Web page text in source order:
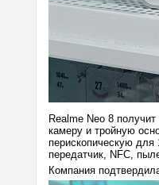
Realme Neo 8
камеру и тройную
перископическую
передатчик, NFC,
Компания